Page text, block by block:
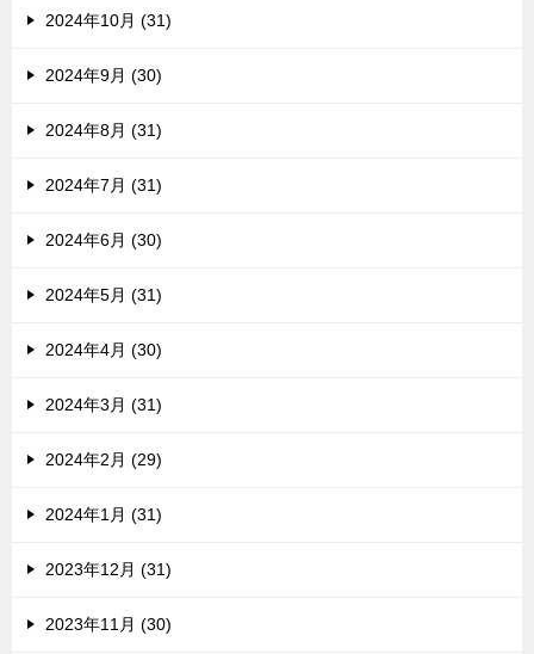
2024年10月 (31)
2024年9月 (30)
2024年8月 (31)
2024年7月 (31)
2024年6月 (30)
2024年5月 (31)
2024年4月 (30)
2024年3月 (31)
2024年2月 (29)
2024年1月 (31)
2023年12月 (31)
2023年11月 (30)